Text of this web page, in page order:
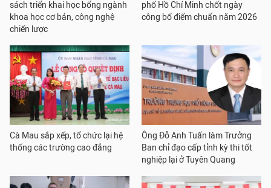
sách triển khai học bổng ngành
khoa học cơ bản, công nghệ
chiến lược
phố Hồ Chí Minh chốt ngày
công bố điểm chuẩn năm 2026
Cà Mau sắp xếp, tổ chức lại hệ
thống các trường cao đẳng
Ông Đỗ Anh Tuấn làm Trưởng
Ban chỉ đạo cấp tỉnh kỳ thi tốt
nghiệp lại ở Tuyên Quang